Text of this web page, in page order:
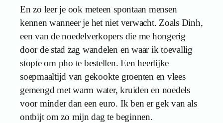
En zo leer je ook meteen spontaan mensen
kennen wanneer je het niet verwacht. Zoals Dinh,
een van de noedelverkopers die me hongerig
door de stad zag wandelen en waar ik toevallig
stopte om pho te bestellen. Een heerlijke
soepmaaltijd van gekookte groenten en vlees
gemengd met warm water, kruiden en noedels
voor minder dan een euro. Ik ben er gek van als
ontbijt om zo mijn dag te beginnen.